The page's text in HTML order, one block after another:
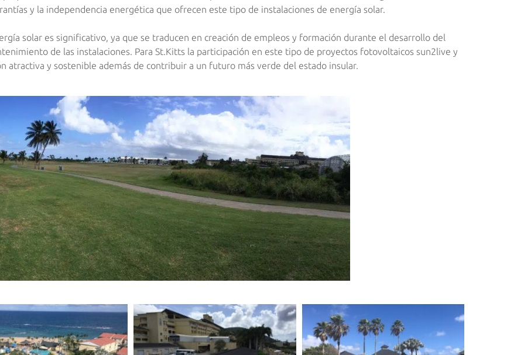
y la independencia energética que ofrecen este tipo de instalaciones de energía solar.
solar es significativo, ya que se traducen en creación de empleos y formación durante el desarrollo del
de las instalaciones. Para St.Kitts la participación en este tipo de proyectos fotovoltaicos sun2live y
atractiva y sostenible además de contribuir a un futuro más verde del estado insular.